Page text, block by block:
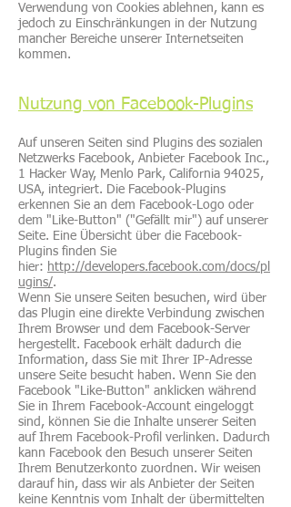
Verwendung von Cookies ablehnen, kann es
jedoch zu Einschränkungen in der Nutzung
mancher Bereiche unserer Internetseiten
kommen.
Nutzung von Facebook-Plugins
Auf unseren Seiten sind Plugins des sozialen
Netzwerks Facebook, Anbieter Facebook Inc.,
1 Hacker Way, Menlo Park, California 94025,
USA, integriert. Die Facebook-Plugins
erkennen Sie an dem Facebook-Logo oder
dem "Like-Button" ("Gefällt mir") auf unserer
Seite. Eine Übersicht über die Facebook-
Plugins finden Sie
hier: http://developers.facebook.com/docs/pl
ugins/.
Wenn Sie unsere Seiten besuchen, wird über
das Plugin eine direkte Verbindung zwischen
Ihrem Browser und dem Facebook-Server
hergestellt. Facebook erhält dadurch die
Information, dass Sie mit Ihrer IP-Adresse
unsere Seite besucht haben. Wenn Sie den
Facebook "Like-Button" anklicken während
Sie in Ihrem Facebook-Account eingeloggt
sind, können Sie die Inhalte unserer Seiten
auf Ihrem Facebook-Profil verlinken. Dadurch
kann Facebook den Besuch unserer Seiten
Ihrem Benutzerkonto zuordnen. Wir weisen
darauf hin, dass wir als Anbieter der Seiten
keine Kenntnis vom Inhalt der übermittelten